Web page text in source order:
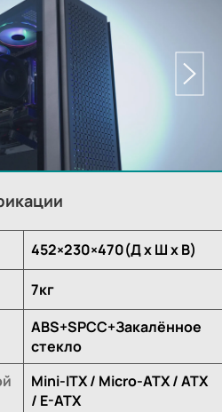
452×230×470(Д х Ш х В)
7кг
ABS+SPCC+Закалённое
стекло
Mini-ITX / Micro-ATX / ATX
/ E-ATX